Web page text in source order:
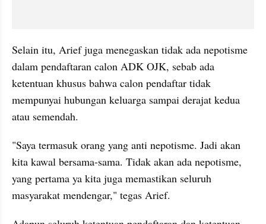
Selain itu, Arief juga menegaskan tidak ada nepotisme
dalam pendaftaran calon ADK OJK, sebab ada
ketentuan khusus bahwa calon pendaftar tidak
mempunyai hubungan keluarga sampai derajat kedua
atau semendah.
"Saya termasuk orang yang anti nepotisme. Jadi akan
kita kawal bersama-sama. Tidak akan ada nepotisme,
yang pertama ya kita juga memastikan seluruh
masyarakat mendengar," tegas Arief.